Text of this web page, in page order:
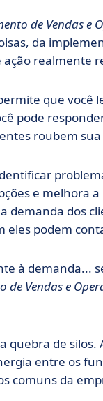
de Vendas e
da
ação realmente
que você
pode
roubem
e melhora a
demanda dos
eles podem
à demanda...
de Vendas e
quebra de
entre os
comuns da